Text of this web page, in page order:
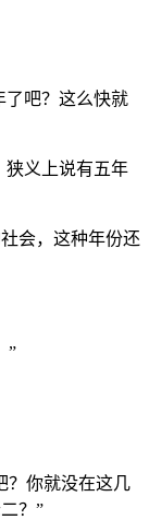
了吧？这么快就
狭义上说有五年
会，这种年份还
”
？你就没在这几
？”